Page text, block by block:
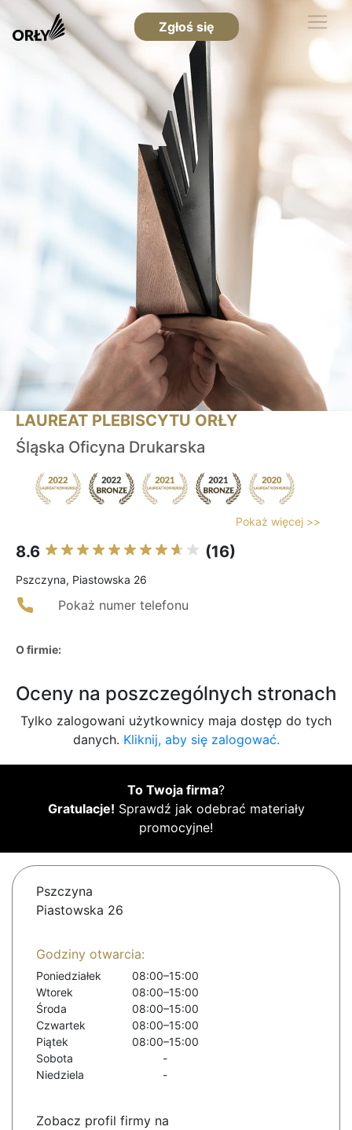
Zgłoś się
LAUREAT PLEBISCYTU ORŁY
Śląska Oficyna Drukarska
Pokaż więcej >>
8.6 (16)
Pszczyna, Piastowska 26
Pokaż numer telefonu
O firmie:
Oceny na poszczególnych stronach
Tylko zalogowani użytkownicy maja dostęp do tych
danych. Kliknij, aby się zalogować.
To Twoja firma?
Gratulacje! Sprawdź jak odebrać materiały
promocyjne!
Pszczyna
Piastowska 26
Godziny otwarcia:
Poniedziałek
08:00–15:00
Wtorek
08:00–15:00
Środa
08:00–15:00
Czwartek
08:00–15:00
Piątek
08:00–15:00
Sobota
-
Niedziela
-
Zobacz profil firmy na